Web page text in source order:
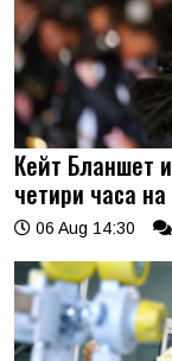
Кейт Бланшет
четири часа
06 Aug 14:30